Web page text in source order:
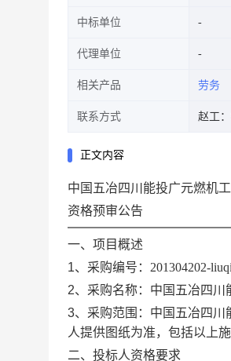
中标单位
代理单位
相关产品 劳务
联系方式 赵工
正文内容
中国五冶四川能投广元燃机
资格预审公告
一、项目概述
1、 采购编号： 201304202-
2、 采购名称：中国五冶四川
3、 采购范围：中国五冶四川
人提供图纸为准，包括以上
二、投标人资格要求